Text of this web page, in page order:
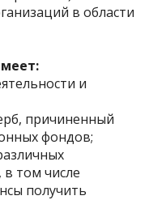
в области
и
причиненный
фондов;
в том числе
получить